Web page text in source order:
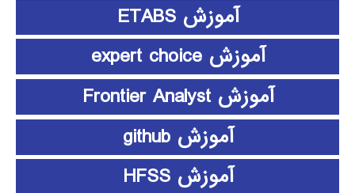
آموزش ETABS
آموزش expert choice
آموزش Frontier Analyst
آموزش github
آموزش HFSS